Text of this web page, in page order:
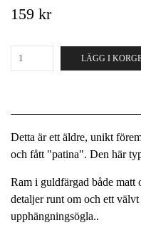
159 kr
LÄGG I
Detta är ett äldre, unikt
och fått "patina". Den här
Ram i guldfärgad både matt
detaljer runt om och ett
upphängningsögla..